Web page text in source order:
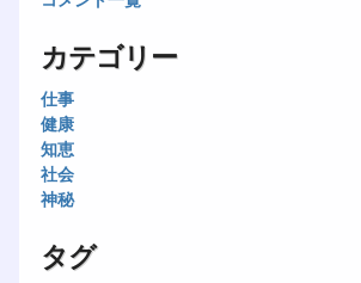
カテゴリー
仕事
健康
知恵
社会
神秘
タグ